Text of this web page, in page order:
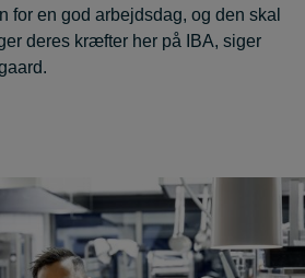
for en god arbejdsdag, og den skal
deres kræfter her på IBA, siger